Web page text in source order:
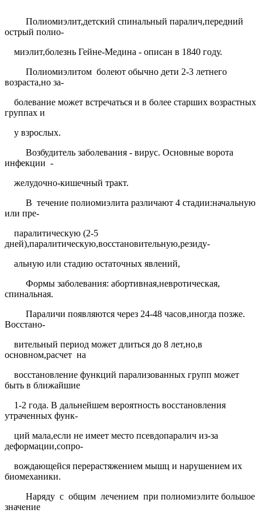
Полиомиэлит,детский спинальный паралич,передний
острый полио-
миэлит,болезнь Гейне-Медина - описан в 1840 году.
Полиомиэлитом болеют обычно дети 2-3 летнего
возраста,но за-
болевание может встречаться и в более старших возрастных
группах и
у взрослых.
Возбудитель заболевания - вирус. Основные ворота
инфекции -
желудочно-кишечный тракт.
В течение полиомиэлита различают 4 стадии:начальную
или пре-
паралитическую (2-5
дней),паралитическую,восстановительную,резиду-
альную или стадию остаточных явлений,
Формы заболевания: абортивная,невротическая,
спинальная.
Параличи появляются через 24-48 часов,иногда позже.
Восстано-
вительный период может длиться до 8 лет,но,в
основном,расчет на
восстановление функций парализованных групп может
быть в ближайшие
1-2 года. В дальнейшем вероятность восстановления
утраченных функ-
ций мала,если не имеет место псевдопаралич из-за
деформации,сопро-
вождающейся перерастяжением мышц и нарушением их
биомеханики.
Наряду с общим лечением при полиомиэлите большое
значение